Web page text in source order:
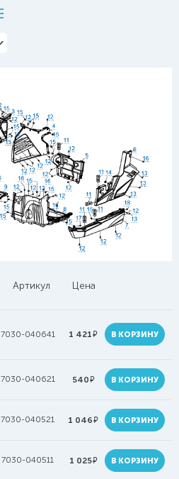
Артикул Цена
7030-040641 1 421руб. В КОРЗИНУ
7030-040621 540руб. В КОРЗИНУ
7030-040521 1 046руб. В КОРЗИНУ
7030-040511 1 025руб. В КОРЗИНУ